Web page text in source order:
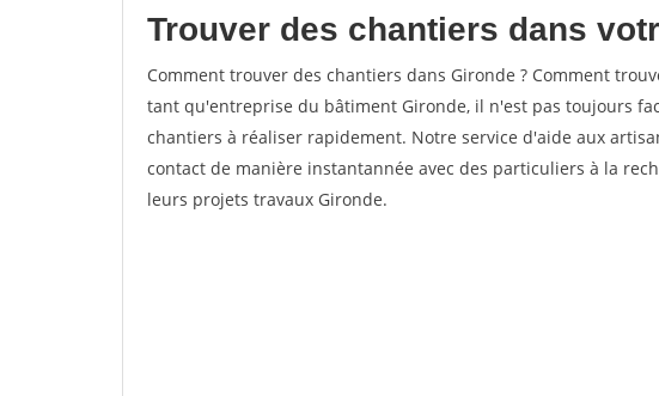
Trouver des chantiers dans
Comment trouver des chantiers dans Gironde ? Comment
tant qu'entreprise du bâtiment Gironde, il n'est pas toujours
chantiers à réaliser rapidement. Notre service d'aide aux
contact de manière instantannée avec des particuliers à la
leurs projets travaux Gironde.